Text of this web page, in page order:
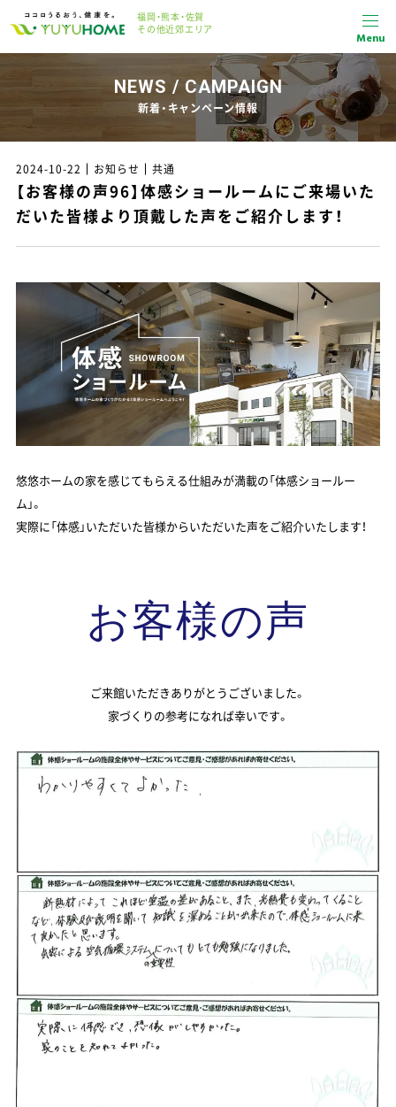
福岡・熊本・佐賀
その他近郊エリア
Menu
NEWS / CAMPAIGN
新着・キャンペーン情報
2024-10-22 お知らせ 共通
【お客様の声96】体感ショールームにご来場いた
だいた皆様より頂戴した声をご紹介します！
悠悠ホームの家を感じてもらえる仕組みが満載の「体感ショールー
ム」。
実際に「体感」いただいた皆様からいただいた声をご紹介いたします！
お客様の声
ご来館いただきありがとうございました。
家づくりの参考になれば幸いです。